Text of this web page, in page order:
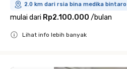
2.0 km dari rsia bina medika bintaro
mulai dari Rp2.100.000 /bulan
Lihat info lebih banyak